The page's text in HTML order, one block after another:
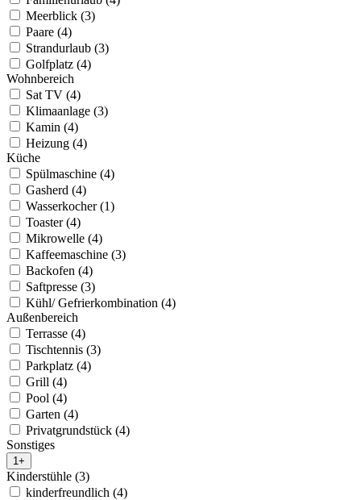
Meerblick (3)
Paare (4)
Strandurlaub (3)
Golfplatz (4)
Wohnbereich
Sat TV (4)
Klimaanlage (3)
Kamin (4)
Heizung (4)
Küche
Spülmaschine (4)
Gasherd (4)
Wasserkocher (1)
Toaster (4)
Mikrowelle (4)
Kaffeemaschine (3)
Backofen (4)
Saftpresse (3)
Kühl/ Gefrierkombination (4)
Außenbereich
Terrasse (4)
Tischtennis (3)
Parkplatz (4)
Grill (4)
Pool (4)
Garten (4)
Privatgrundstück (4)
Sonstiges
1+
Kinderstühle (3)
kinderfreundlich (4)